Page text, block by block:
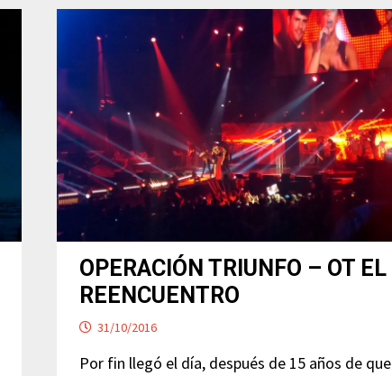
OPERACIÓN TRIUNFO – OT EL
REENCUENTRO
31/10/2016
Por fin llegó el día, después de 15 años de que